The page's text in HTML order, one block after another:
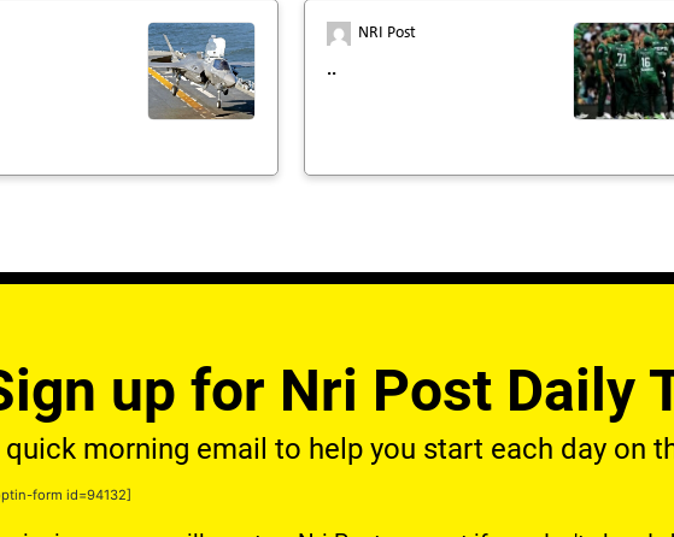
NRI Post
..
up for Nri Post Daily
quick morning email to help you start each day on
form id=94132]